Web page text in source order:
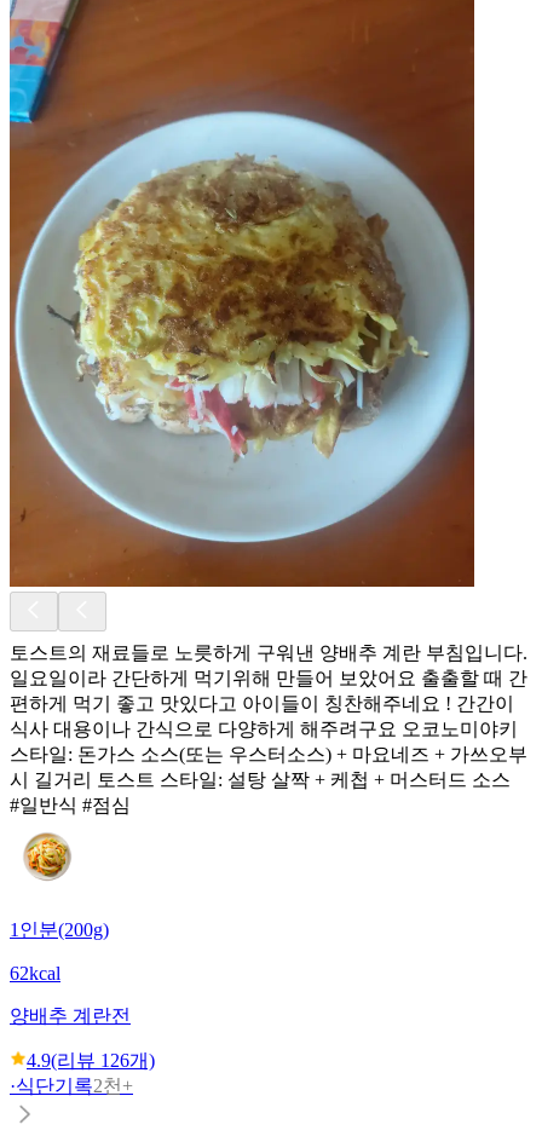
토스트의 재료들로 노릇하게 구워낸 양배추 계란 부침입니다.
일요일이라 간단하게 먹기위해 만들어 보았어요 출출할 때 간
편하게 먹기 좋고 맛있다고 아이들이 칭찬해주네요 ! 간간이
식사 대용이나 간식으로 다양하게 해주려구요 오코노미야키
스타일: 돈가스 소스(또는 우스터소스) + 마요네즈 + 가쓰오부
시 길거리 토스트 스타일: 설탕 살짝 + 케첩 + 머스터드 소스
#일반식 #점심
1인분(200g)
62kcal
양배추 계란전
4.9(리뷰 126개)
·식단기록2천+